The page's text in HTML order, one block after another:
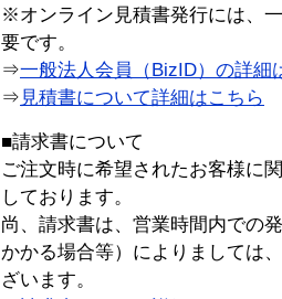
※オンライン見積書発行には、
要です。
⇒一般法人会員（BizID）の詳細
⇒ 見積書について詳細はこちら
■請求書について
ご注文時に希望されたお客様に
しております。
尚、請求書は、営業時間内での
かかる場合等）によりましては
ざいます。